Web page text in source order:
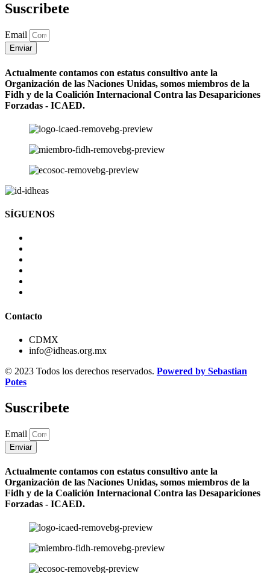
Suscribete
Email
Enviar
Actualmente contamos con estatus consultivo ante la
Organización de las Naciones Unidas, somos miembros de la
Fidh y de la Coalición Internacional Contra las Desapariciones
Forzadas - ICAED.
SÍGUENOS
Contacto
CDMX
info@idheas.org.mx
© 2023 Todos los derechos reservados. Powered by Sebastian
Potes
Suscribete
Email
Enviar
Actualmente contamos con estatus consultivo ante la
Organización de las Naciones Unidas, somos miembros de la
Fidh y de la Coalición Internacional Contra las Desapariciones
Forzadas - ICAED.